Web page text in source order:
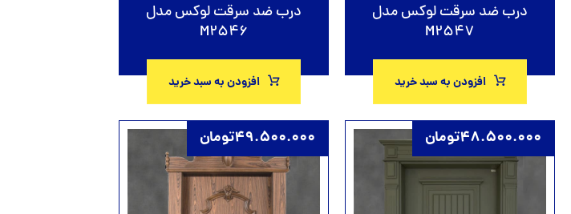
درب ضد سرقت لوکس مدل
M2547
افزودن به سبد خرید
درب ضد سرقت لوکس مدل
M2546
افزودن به سبد خرید
48.500.000تومان 49.500.000تومان